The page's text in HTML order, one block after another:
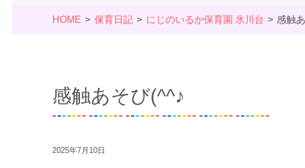
HOME 保育日記 にじのいるか保育園 氷川台 感触
感触あそび(^^♪
2025年7月10日